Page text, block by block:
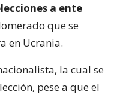
a ente
que se
en Ucrania.
la cual se
pese a que el